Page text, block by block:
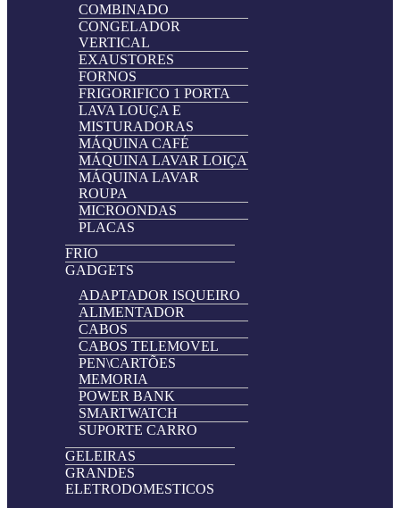
COMBINADO
CONGELADOR
VERTICAL
EXAUSTORES
FORNOS
FRIGORIFICO 1 PORTA
LAVA LOUÇA E
MISTURADORAS
MÁQUINA CAFÉ
MÁQUINA LAVAR LOIÇA
MÁQUINA LAVAR
ROUPA
MICROONDAS
PLACAS
FRIO
GADGETS
ADAPTADOR ISQUEIRO
ALIMENTADOR
CABOS
CABOS TELEMOVEL
PEN\CARTÕES
MEMORIA
POWER BANK
SMARTWATCH
SUPORTE CARRO
GELEIRAS
GRANDES
ELETRODOMESTICOS